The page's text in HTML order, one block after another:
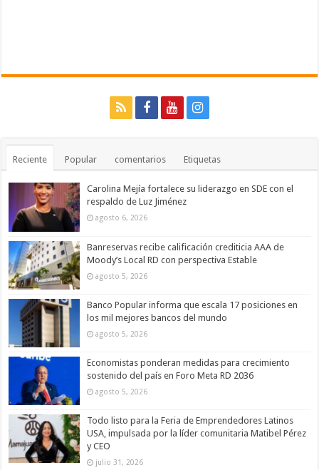
Reciente Popular comentarios Etiquetas
Carolina Mejía fortalece su liderazgo en SDE con el
respaldo de Luz Jiménez
agosto 6, 2026
Banreservas recibe calificación crediticia AAA de
Moody’s Local RD con perspectiva Estable
agosto 5, 2026
Banco Popular informa que escala 17 posiciones en
los mil mejores bancos del mundo
agosto 5, 2026
Economistas ponderan medidas para crecimiento
sostenido del país en Foro Meta RD 2036
agosto 5, 2026
Todo listo para la Feria de Emprendedores Latinos
USA, impulsada por la líder comunitaria Matibel Pérez
y CEO
julio 31, 2026